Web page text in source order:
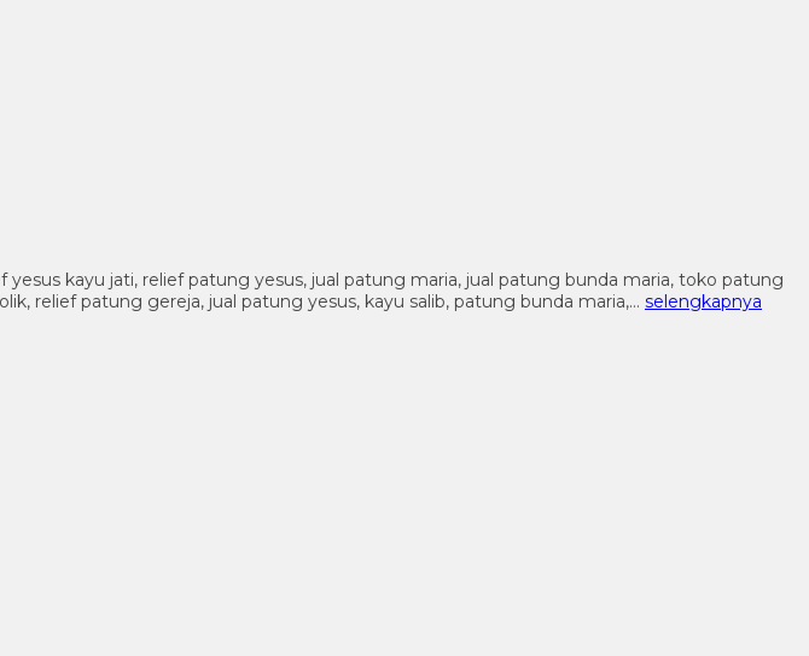
kayu jati, relief patung yesus, jual patung maria, jual patung bunda maria, toko patung
relief patung gereja, jual patung yesus, kayu salib, patung bunda maria,… selengkapnya